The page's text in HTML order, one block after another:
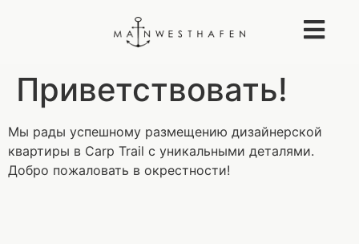
Приветствовать!
Мы рады успешному размещению дизайнерской
квартиры в Carp Trail с уникальными деталями.
Добро пожаловать в окрестности!